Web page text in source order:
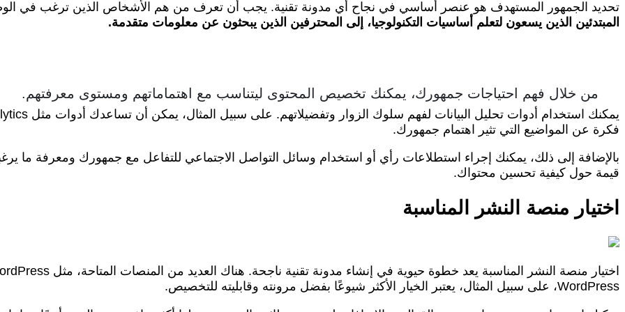
تحديد الجمهور المستهدف هو عنصر أساسي في نجاح أي مدونة تقنية. يجب أن تعرف من هم الأشخاص الذين ترغب في
المبتدئين الذين يسعون لتعلم أساسيات التكنولوجيا، إلى المحترفين الذين يبحثون عن معلومات متقدمة.
من خلال فهم احتياجات جمهورك، يمكنك تخصيص المحتوى ليتناسب مع اهتماماتهم ومستوى معرفتهم.
فكرة عن المواضيع التي تثير اهتمام جمهورك.
بالإضافة إلى ذلك، يمكنك إجراء استطلاعات رأي أو استخدام وسائل التواصل الاجتماعي للتفاعل مع جمهورك ومعرفة ما
قيمة حول كيفية تحسين محتواك.
اختيار منصة النشر المناسبة
WordPress، على سبيل المثال، يعتبر الخيار الأكثر شيوعًا بفضل مرونته وقابليته للتخصيص.